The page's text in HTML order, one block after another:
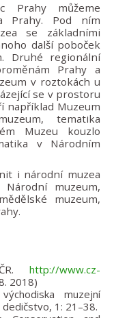
Prahy můžeme
Prahy. Pod ním
se základními
další poboček
Druhé regionální
Prahy a
v roztokách u
se v prostoru
například Muzeum
tematika
Muzeu kouzlo
v Národním
i národní muzea
muzeum,
muzeum,
http://www.cz-
2018)
muzejní
1: 21–38.